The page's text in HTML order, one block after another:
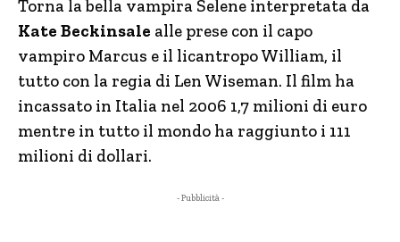
Torna la bella vampira Selene interpretata da
Kate Beckinsale alle prese con il capo
vampiro Marcus e il licantropo William, il
tutto con la regia di Len Wiseman. Il film ha
incassato in Italia nel 2006 1,7 milioni di euro
mentre in tutto il mondo ha raggiunto i 111
milioni di dollari.
- Pubblicità -